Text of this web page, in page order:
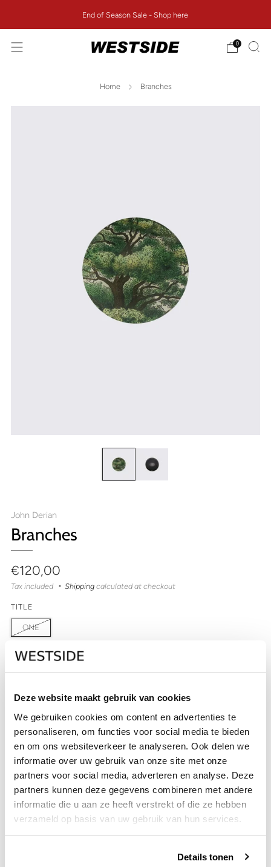
Deze website maakt gebruik van cookies
We gebruiken cookies om content en advertenties te
personaliseren, om functies voor social media te bieden
en om ons websiteverkeer te analyseren. Ook delen we
informatie over uw gebruik van onze site met onze
partners voor social media, adverteren en analyse. Deze
partners kunnen deze gegevens combineren met andere
informatie die u aan ze heeft verstrekt of die ze hebben
verzameld op basis van uw gebruik van hun services.
Details tonen
End of Season Sale - Shop here
0
Home Branches
John Derian
Branches
Regular
price
€120,00
Tax included Shipping calculated at checkout
TITLE
ONE
QUANTITY
Out of stock
SOLD OUT
CHECK IN-STORE AVAILABILITY
Details